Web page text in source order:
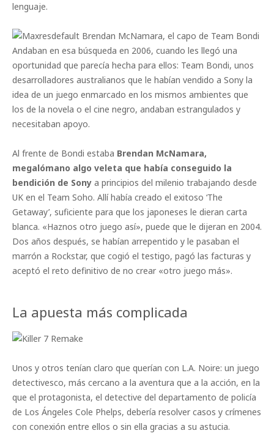
lenguaje.
Brendan McNamara, el capo de Team Bondi
Andaban en esa búsqueda en 2006, cuando les llegó una
oportunidad que parecía hecha para ellos: Team Bondi, unos
desarrolladores australianos que le habían vendido a Sony la
idea de un juego enmarcado en los mismos ambientes que
los de la novela o el cine negro, andaban estrangulados y
necesitaban apoyo.
Al frente de Bondi estaba Brendan McNamara,
megalómano algo veleta que había conseguido la
bendición de Sony a principios del milenio trabajando desde
UK en el Team Soho. Allí había creado el exitoso ‘The
Getaway’, suficiente para que los japoneses le dieran carta
blanca. «Haznos otro juego así», puede que le dijeran en 2004.
Dos años después, se habían arrepentido y le pasaban el
marrón a Rockstar, que cogió el testigo, pagó las facturas y
aceptó el reto definitivo de no crear «otro juego más».
La apuesta más complicada
Unos y otros tenían claro que querían con L.A. Noire: un juego
detectivesco, más cercano a la aventura que a la acción, en la
que el protagonista, el detective del departamento de policía
de Los Ángeles Cole Phelps, debería resolver casos y crímenes
con conexión entre ellos o sin ella gracias a su astucia.